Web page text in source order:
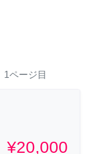
1ページ目
¥20,000